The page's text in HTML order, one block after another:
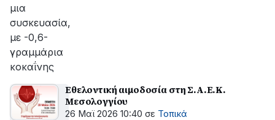
μια
συσκευασία,
με -0,6-
γραμμάρια
κοκαΐνης
Εθελοντική αιμοδοσία στη Σ.Α.Ε.Κ.
Μεσολογγίου
26 Μαϊ 2026 10:40 σε Τοπικά